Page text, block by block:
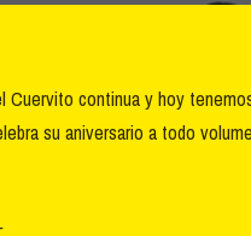
continua y hoy
su aniversario a todo